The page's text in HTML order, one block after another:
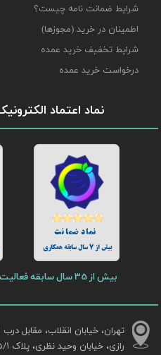
شرایط ضمانت نامه چیست؟
اطمینان در خرید (مجوزها)
شرایط تخفیف خرید عمده
درخواست خرید عمده
نماد اعتماد
بیش از 35 سال سابقه فعالیت در زمینه فرهنگی و قرآنی
بیش از 7 سال سابقه همکاری
تهران، خیابان انقلاب، مقابل
رازی، خیابان وحید نظری، پلاک ۷۵/۱​​​​​​​